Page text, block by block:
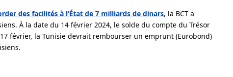
des facilités à l’État de 7 milliards de dinars, la BCT a
À la date du 14 février 2024, le solde du compte du Trésor
février, la Tunisie devrait rembourser un emprunt (Eurobond)